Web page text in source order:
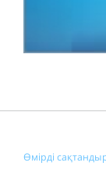
Өмірді